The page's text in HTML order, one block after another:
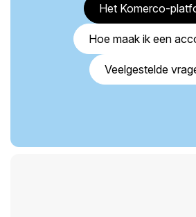
Het Komerco-
Hoe maak ik een
Veelgestelde